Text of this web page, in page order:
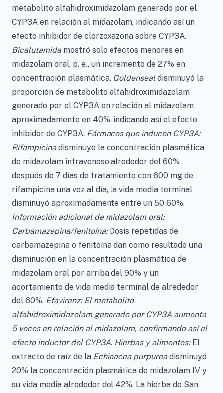
metabolito alfahidroximidazolam generado por el
CYP3A en relación al midazolam, indicando así un
efecto inhibidor de clorzoxazona sobre CYP3A.
Bicalutamidamostró solo efectos menores en
midazolam oral, p. e., un incremento de 27% en
concentración plasmática. Goldensealdisminuyó la
proporción de metabolito alfahidroximidazolam
generado por el CYP3A en relación al midazolam
aproximadamente en 40%, indicando así el efecto
inhibidor de CYP3A. Fármacos que inducen CYP3A:
Rifampicinadisminuye la concentración plasmática
de midazolam intravenoso alrededor del 60%
después de 7 días de tratamiento con 600 mg de
rifampicina una vez al día, la vida media terminal
disminuyó aproximadamente entre un 50 60%.
Información adicional de midazolam oral:
Carbamazepina/fenitoína:Dosis repetidas de
carbamazepina o fenitoína dan como resultado una
disminución en la concentración plasmática de
midazolam oral por arriba del 90% y un
acortamiento de vida media terminal de alrededor
del 60%. Efavirenz: El metabolito
alfahidroximidazolam generado por CYP3A aumenta
5 veces en relación al midazolam, confirmando así el
efecto inductor del CYP3A. Hierbas y alimentos:El
extracto de raíz de la Echinacea purpureadisminuyó
20% la concentración plasmática de midazolam IV y
su vida media alrededor del 42%. La hierba de San